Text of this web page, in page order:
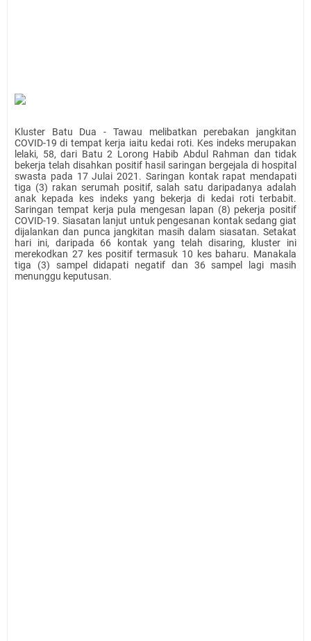
Kluster Batu Dua - Tawau melibatkan perebakan jangkitan
COVID-19 di tempat kerja iaitu kedai roti. Kes indeks merupakan
lelaki, 58, dari Batu 2 Lorong Habib Abdul Rahman dan tidak
bekerja telah disahkan positif hasil saringan bergejala di hospital
swasta pada 17 Julai 2021. Saringan kontak rapat mendapati
tiga (3) rakan serumah positif, salah satu daripadanya adalah
anak kepada kes indeks yang bekerja di kedai roti terbabit.
Saringan tempat kerja pula mengesan lapan (8) pekerja positif
COVID-19. Siasatan lanjut untuk pengesanan kontak sedang giat
dijalankan dan punca jangkitan masih dalam siasatan. Setakat
hari ini, daripada 66 kontak yang telah disaring, kluster ini
merekodkan 27 kes positif termasuk 10 kes baharu. Manakala
tiga (3) sampel didapati negatif dan 36 sampel lagi masih
menunggu keputusan.